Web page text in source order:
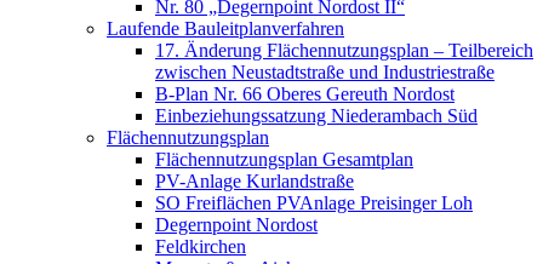
Nr. 80 „Degernpoint Nordost II“
Laufende Bauleitplanverfahren
17. Änderung Flächennutzungsplan – Teilbereich
zwischen Neustadtstraße und Industriestraße
B-Plan Nr. 66 Oberes Gereuth Nordost
Einbeziehungssatzung Niederambach Süd
Flächennutzungsplan
Flächennutzungsplan Gesamtplan
PV-Anlage Kurlandstraße
SO Freiflächen PV­Anlage Preisinger Loh
Degernpoint Nordost
Feldkirchen